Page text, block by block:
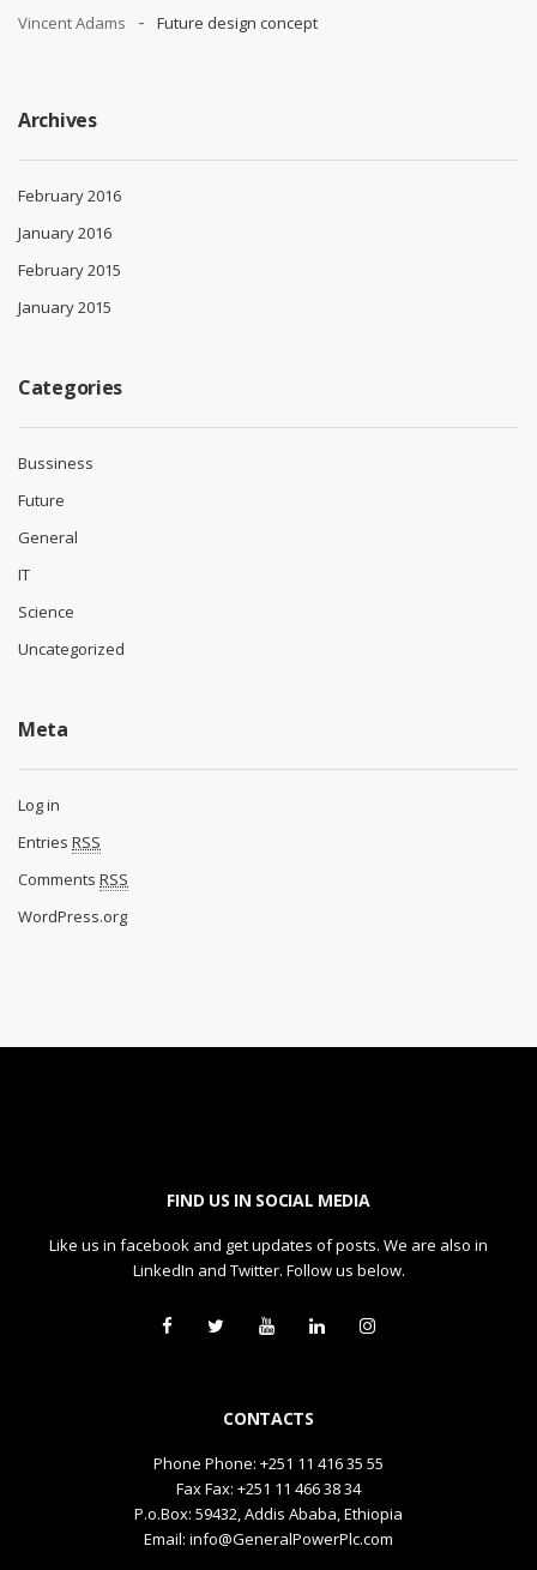
Vincent Adams Future design concept
Archives
February 2016
January 2016
February 2015
January 2015
Categories
Bussiness
Future
General
IT
Science
Uncategorized
Meta
Log in
Entries RSS
Comments RSS
WordPress.org
FIND US IN SOCIAL MEDIA
Like us in facebook and get updates of posts. We are also in
LinkedIn and Twitter. Follow us below.
CONTACTS
Phone Phone: +251 11 416 35 55
Fax Fax: +251 11 466 38 34
P.o.Box: 59432, Addis Ababa, Ethiopia
Email: info@GeneralPowerPlc.com